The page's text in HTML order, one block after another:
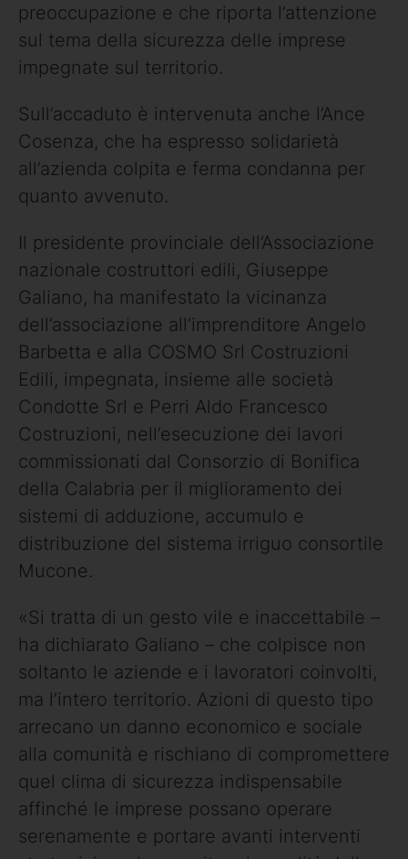
preoccupazione e che riporta l’attenzione
sul tema della sicurezza delle imprese
impegnate sul territorio.
Sull’accaduto è intervenuta anche l’Ance
Cosenza, che ha espresso solidarietà
all’azienda colpita e ferma condanna per
quanto avvenuto.
Il presidente provinciale dell’Associazione
nazionale costruttori edili, Giuseppe
Galiano, ha manifestato la vicinanza
dell’associazione all’imprenditore Angelo
Barbetta e alla COSMO Srl Costruzioni
Edili, impegnata, insieme alle società
Condotte Srl e Perri Aldo Francesco
Costruzioni, nell’esecuzione dei lavori
commissionati dal Consorzio di Bonifica
della Calabria per il miglioramento dei
sistemi di adduzione, accumulo e
distribuzione del sistema irriguo consortile
Mucone.
«Si tratta di un gesto vile e inaccettabile –
ha dichiarato Galiano – che colpisce non
soltanto le aziende e i lavoratori coinvolti,
ma l’intero territorio. Azioni di questo tipo
arrecano un danno economico e sociale
alla comunità e rischiano di compromettere
quel clima di sicurezza indispensabile
affinché le imprese possano operare
serenamente e portare avanti interventi